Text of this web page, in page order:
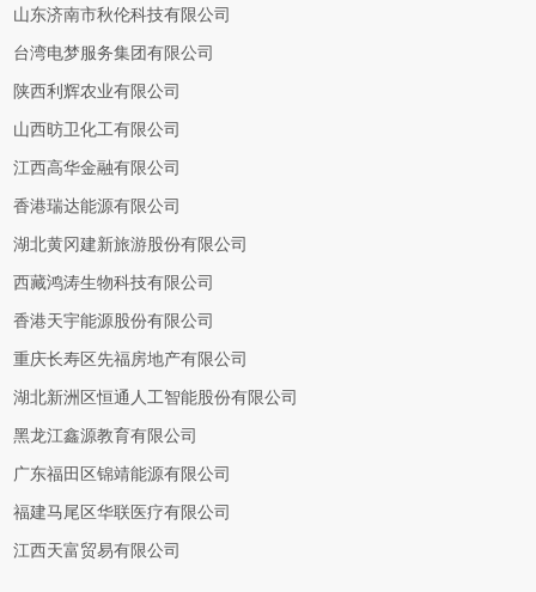
山东济南市秋伦科技有限公司
台湾电梦服务集团有限公司
陕西利辉农业有限公司
山西昉卫化工有限公司
江西高华金融有限公司
香港瑞达能源有限公司
湖北黄冈建新旅游股份有限公司
西藏鸿涛生物科技有限公司
香港天宇能源股份有限公司
重庆长寿区先福房地产有限公司
湖北新洲区恒通人工智能股份有限公司
黑龙江鑫源教育有限公司
广东福田区锦靖能源有限公司
福建马尾区华联医疗有限公司
江西天富贸易有限公司